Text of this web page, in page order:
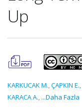
Up
KARKUCAK M.,ÇAPKIN E.,
KARACA A., ...Daha Fazla